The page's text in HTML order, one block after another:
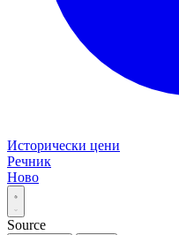
Исторически цени
Речник
Ново
Source